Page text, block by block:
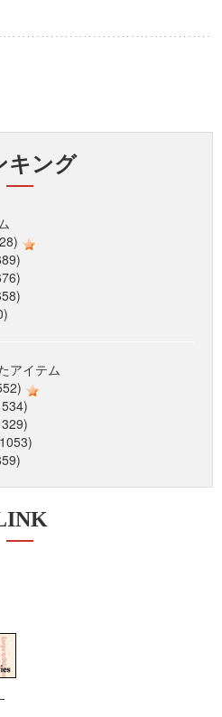
キング
アイテム